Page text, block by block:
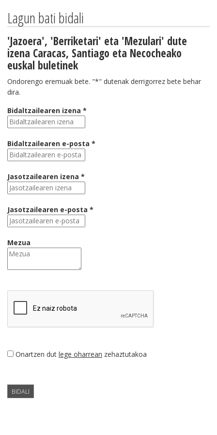
Lagun bati bidali
'Jazoera', 'Berriketari' eta 'Mezulari' dute
izena Caracas, Santiago eta Necocheako
euskal buletinek
Ondorengo eremuak bete. "*" dutenak derrigorrez bete behar
dira.
Bidaltzailearen izena *
Bidaltzailearen e-posta *
Jasotzailearen izena *
Jasotzailearen e-posta *
Mezua
Onartzen dut lege oharrean zehaztutakoa
BIDALI